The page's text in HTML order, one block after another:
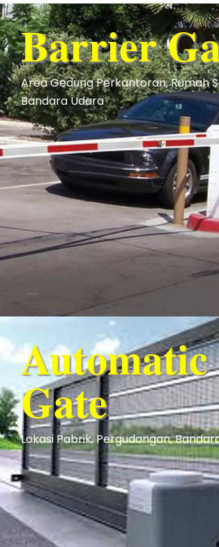
Barrier
Area Gedung Perkantoran, Rumah
Bandara Udara
Automatic
Gate
Lokasi Pabrik, Pergudangan,